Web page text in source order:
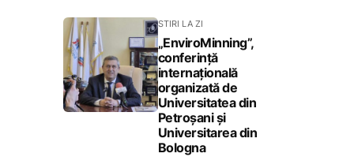
STIRI LA ZI
„EnviroMinning”,
conferință
internațională
organizată de
Universitatea din
Petroșani și
Universitarea din
Bologna